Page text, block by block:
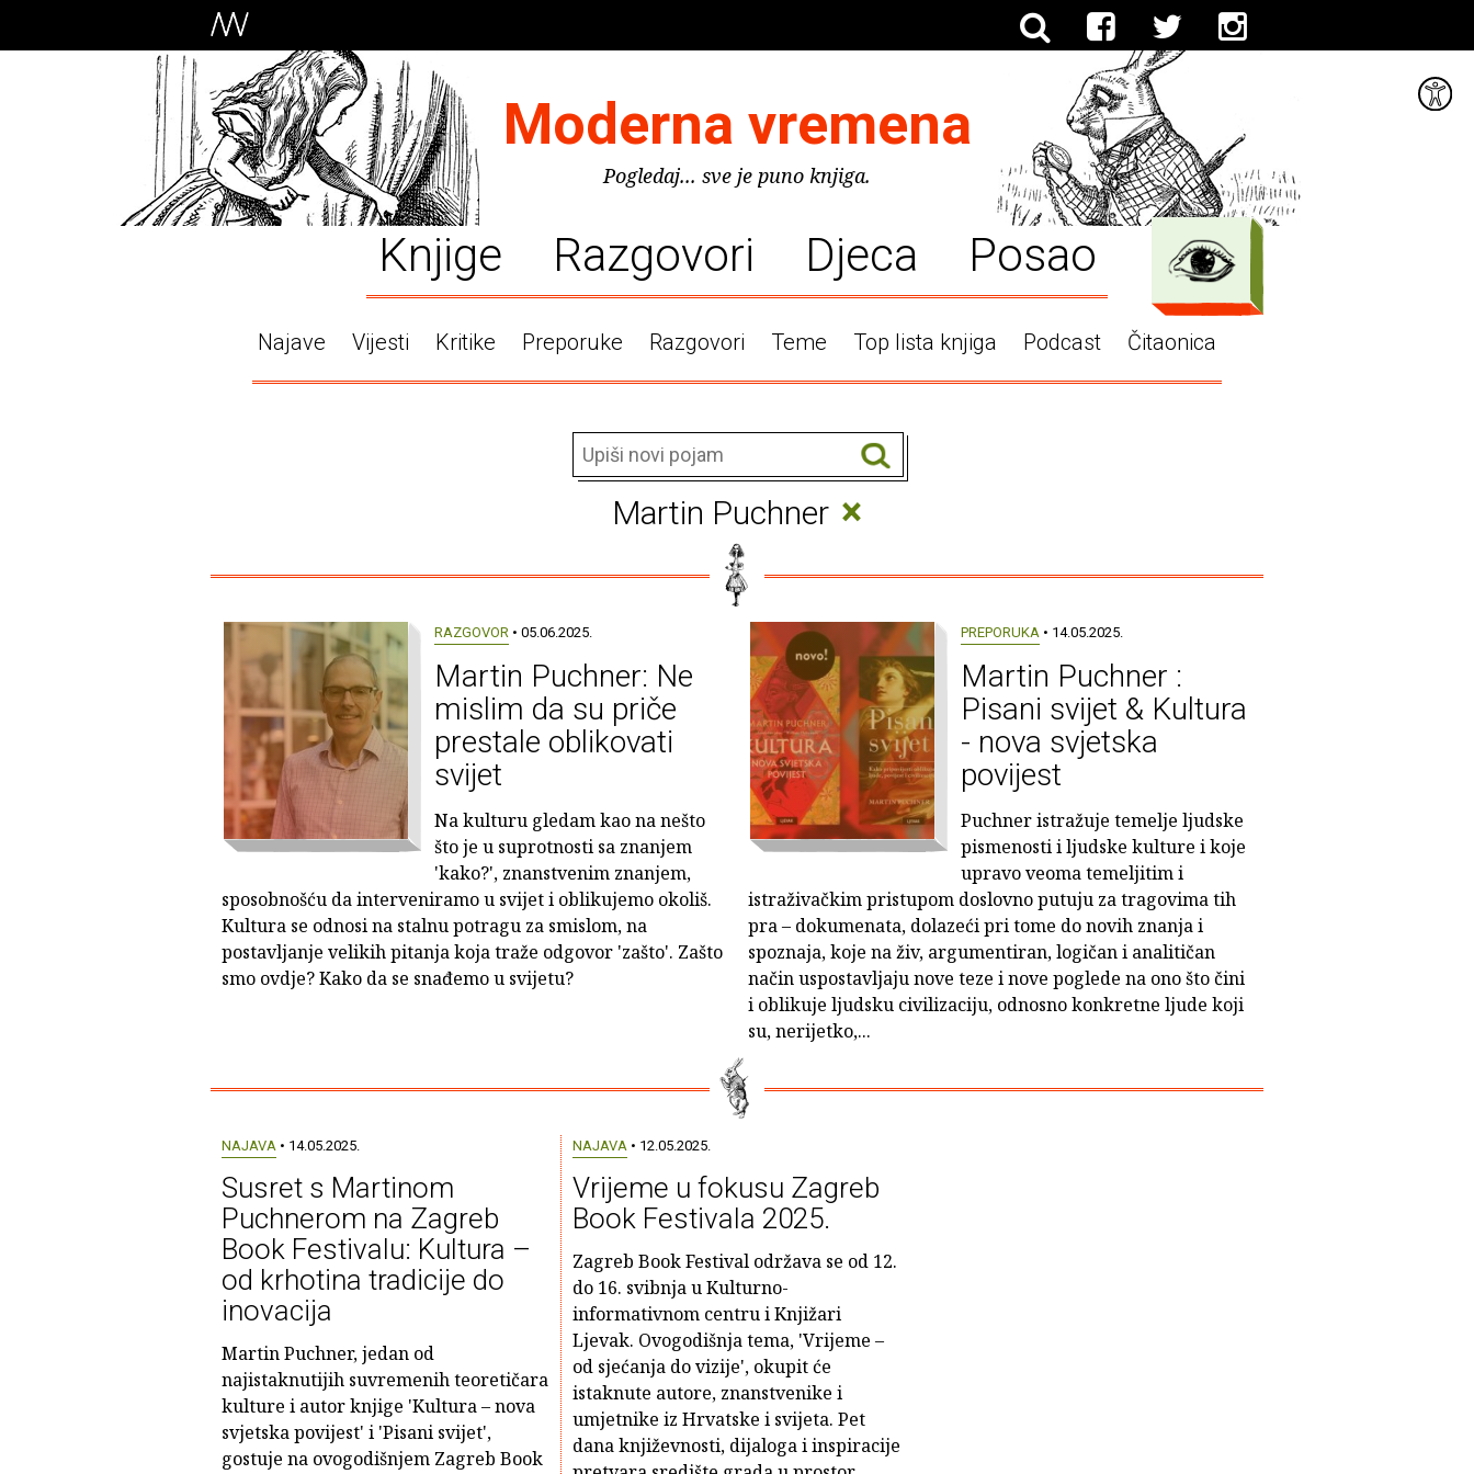
Moderna vremena
Pogledaj... sve je puno knjiga.
Knjige Razgovori Djeca Posao
Najave Vijesti Kritike Preporuke Razgovori Teme Top lista knjiga Podcast Čitaonica
Martin Puchner ×
RAZGOVOR • 05.06.2025.
Martin Puchner: Ne
mislim da su priče
prestale oblikovati
svijet
Na kulturu gledam kao na nešto
što je u suprotnosti sa znanjem
'kako?', znanstvenim znanjem,
sposobnošću da interveniramo u svijet i oblikujemo okoliš.
Kultura se odnosi na stalnu potragu za smislom, na
postavljanje velikih pitanja koja traže odgovor 'zašto'. Zašto
smo ovdje? Kako da se snađemo u svijetu?
PREPORUKA • 14.05.2025.
Martin Puchner :
Pisani svijet & Kultura
- nova svjetska
povijest
Puchner istražuje temelje ljudske
pismenosti i ljudske kulture i koje
upravo veoma temeljitim i
istraživačkim pristupom doslovno putuju za tragovima tih
pra – dokumenata, dolazeći pri tome do novih znanja i
spoznaja, koje na živ, argumentiran, logičan i analitičan
način uspostavljaju nove teze i nove poglede na ono što čini
i oblikuje ljudsku civilizaciju, odnosno konkretne ljude koji
su, nerijetko,...
NAJAVA• 14.05.2025.
Susret s Martinom
Puchnerom na Zagreb
Book Festivalu: Kultura –
od krhotina tradicije do
inovacija
Martin Puchner, jedan od
najistaknutijih suvremenih teoretičara
kulture i autor knjige 'Kultura – nova
svjetska povijest' i 'Pisani svijet',
gostuje na ovogodišnjem Zagreb Book
NAJAVA• 12.05.2025.
Vrijeme u fokusu Zagreb
Book Festivala 2025.
Zagreb Book Festival održava se od 12.
do 16. svibnja u Kulturno-
informativnom centru i Knjižari
Ljevak. Ovogodišnja tema, 'Vrijeme –
od sjećanja do vizije', okupit će
istaknute autore, znanstvenike i
umjetnike iz Hrvatske i svijeta. Pet
dana književnosti, dijaloga i inspiracije